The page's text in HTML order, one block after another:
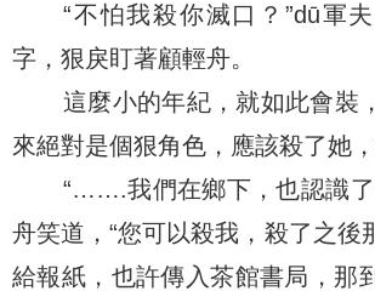
“不怕我殺你滅口？”dū軍
字，狠戾盯著顧輕舟。
這麼小的年紀，就如此會裝
來絕對是個狠角色，應該殺了她，
“…….我們在鄉下，也認識了
舟笑道，“您可以殺我，殺了之後
給報紙，也許傳入茶館書局，那